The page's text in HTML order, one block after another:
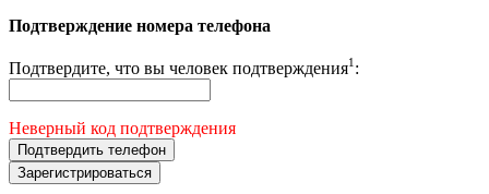
Подтверждение номера телефона
Подтвердите, что вы человек подтверждения1 :
Неверный код подтверждения
Подтвердить телефон
Зарегистрироваться